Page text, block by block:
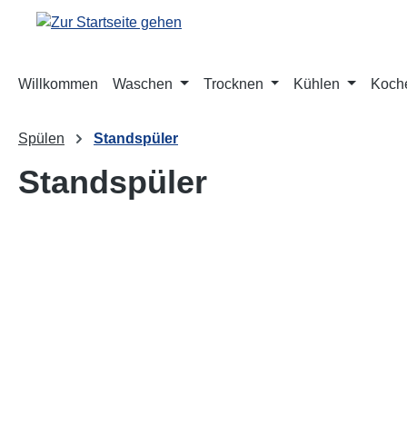
Hauptinhalt springen
Zur Suche springen
Zur Hauptnavigation springen
Willkommen Waschen Trocknen Kühlen
Spülen Standspüler
Standspüler